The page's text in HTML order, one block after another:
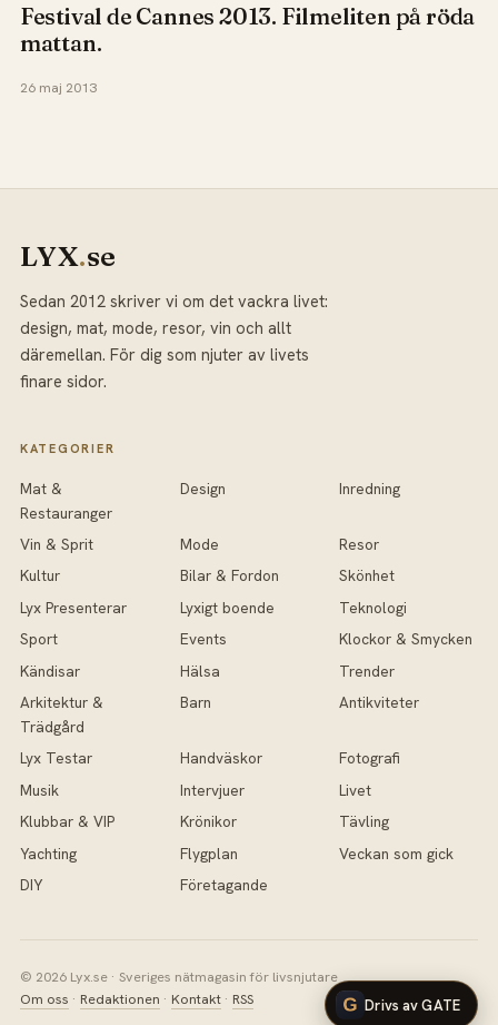
Festival de Cannes 2013. Filmeliten på röda
mattan.
26 maj 2013
LYX.se
Sedan 2012 skriver vi om det vackra livet:
design, mat, mode, resor, vin och allt
däremellan. För dig som njuter av livets
finare sidor.
KATEGORIER
Mat &
Restauranger
Design Inredning
Vin & Sprit Mode
Resor
Kultur
Bilar & Fordon
Skönhet
Lyx Presenterar
Lyxigt boende
Teknologi
Sport
Events
Klockor & Smycken
Kändisar
Hälsa
Trender
Arkitektur &
Trädgård
Barn Antikviteter
Lyx Testar Handväskor
Fotografi
Musik
Intervjuer
Livet
Klubbar & VIP
Krönikor
Tävling
Yachting
Flygplan
Veckan som gick
DIY
Företagande
© 2026 Lyx.se · Sveriges nätmagasin för livsnjutare
Om oss · Redaktionen · Kontakt· RSS Drivs av GATE